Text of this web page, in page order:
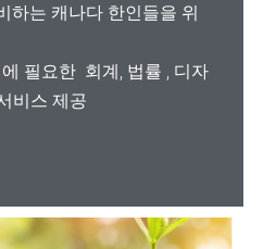
하는 캐나다 한인들을 위
필요한 회계, 법률 , 디자
비스 제공